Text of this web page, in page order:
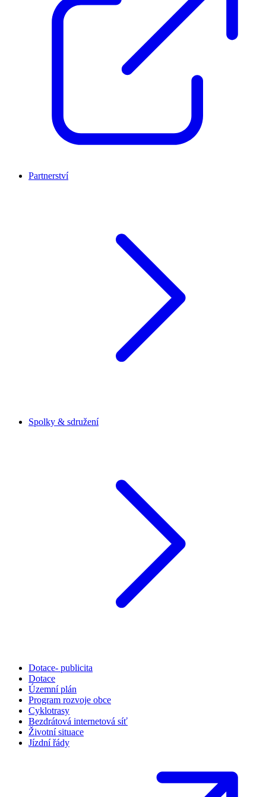
Partnerství
Spolky & sdružení
Dotace- publicita
Dotace
Územní plán
Program rozvoje obce
Cyklotrasy
Bezdrátová internetová síť
Životní situace
Jízdní řády